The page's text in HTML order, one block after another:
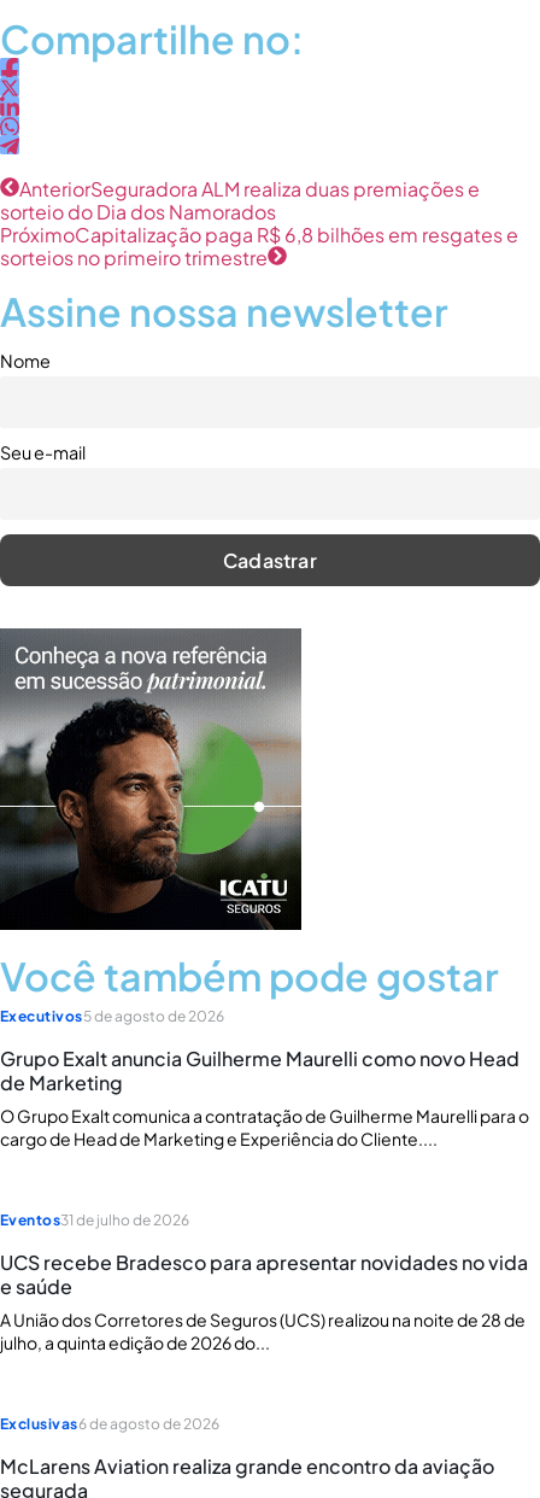
Compartilhe no:
AnteriorSeguradora ALM realiza duas premiações e
sorteio do Dia dos Namorados
PróximoCapitalização paga R$ 6,8 bilhões em resgates e
sorteios no primeiro trimestre
Assine nossa newsletter
Nome
Seu e-mail
Você também pode gostar
Executivos5 de agosto de 2026
Grupo Exalt anuncia Guilherme Maurelli como novo Head
de Marketing
O Grupo Exalt comunica a contratação de Guilherme Maurelli para o
cargo de Head de Marketing e Experiência do Cliente....
Eventos31 de julho de 2026
UCS recebe Bradesco para apresentar novidades no vida
e saúde
A União dos Corretores de Seguros (UCS) realizou na noite de 28 de
julho, a quinta edição de 2026 do...
Exclusivas6 de agosto de 2026
McLarens Aviation realiza grande encontro da aviação
segurada